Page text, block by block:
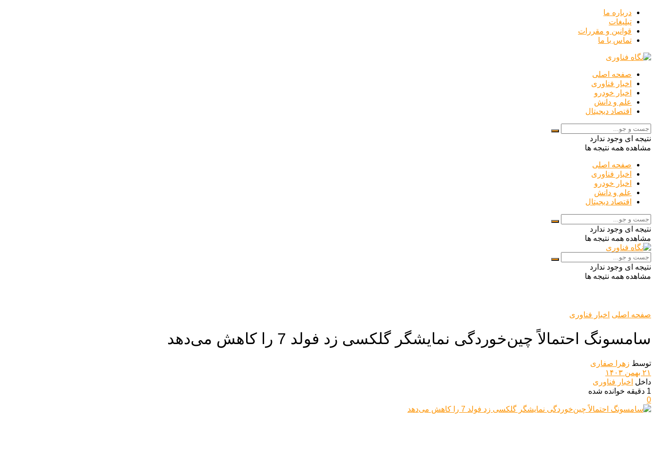
درباره ما
تبلیغات
قوانین و مقررات
تماس با ما
صفحه اصلی
اخبار فناوری
اخبار خودرو
علم و دانش
اقتصاد دیجیتال
نتیجه ای وجود ندارد
مشاهده همه نتیجه ها
صفحه اصلی
اخبار فناوری
اخبار خودرو
علم و دانش
اقتصاد دیجیتال
نتیجه ای وجود ندارد
مشاهده همه نتیجه ها
نتیجه ای وجود ندارد
مشاهده همه نتیجه ها
صفحه اصلی اخبار فناوری
سامسونگ احتمالاً چین‌خوردگی نمایشگر گلکسی زد فولد 7 را کاهش می‌دهد
توسط زهرا صفاری
۲۱ بهمن ۱۴۰۳
داخل اخبار فناوری
1 دقیقه خوانده شده
0